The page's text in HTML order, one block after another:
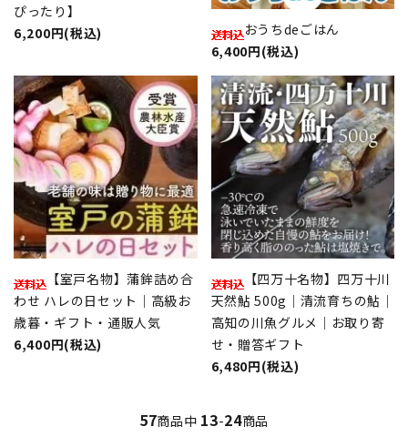
ぴったり】
6,200円(税込)
おうちdeごはん
6,400円(税込)
【室戸名物】蒲鉾詰め合
わせ ハレの日セット｜高級お
歳暮・ギフト・通販人気
6,400円(税込)
【四万十名物】四万十川
天然鮎 500g｜清流育ちの鮎｜
高知の川魚グルメ｜お取り寄
せ・贈答ギフト
6,480円(税込)
57商品中 13-24商品